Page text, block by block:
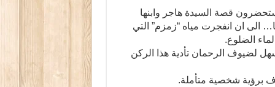
قصة السيدة هاجر وابنها
ان انفجرت مياه “زمزم” التي
الضلوع.
لضيوف الرحمان تأدية هذا الركن
برؤية شخصية متأملة.